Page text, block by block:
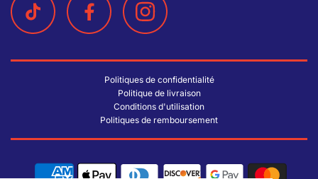
Politiques de confidentialité
Politique de livraison
Conditions d'utilisation
Politiques de remboursement